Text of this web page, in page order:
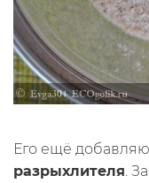
Его ещё
разрыхлителя .